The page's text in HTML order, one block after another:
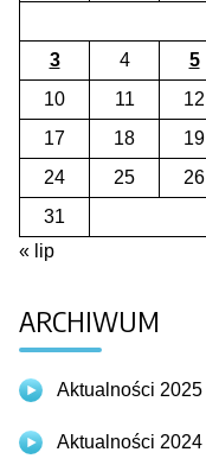
3
4 5
10
11 12
17
18 19
24
25 26
31
« lip
ARCHIWUM
Aktualności 2025
Aktualności 2024